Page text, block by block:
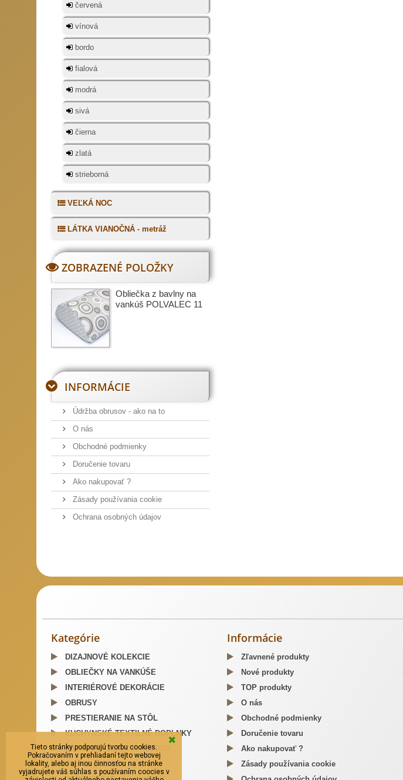
červená
vínová
bordo
fialová
modrá
sivá
čierna
zlatá
strieborná
VEĽKÁ NOC
LÁTKA VIANOČNÁ - metráž
ZOBRAZENÉ POLOŽKY
Obliečka z bavlny na
vankúš POLVALEC 11
INFORMÁCIE
Údržba obrusov - ako na to
O nás
Obchodné podmienky
Doručenie tovaru
Ako nakupovať ?
Zásady používania cookie
Ochrana osobných údajov
Kategórie
DIZAJNOVÉ KOLEKCIE
OBLIEČKY NA VANKÚŠE
INTERIÉROVÉ DEKORÁCIE
OBRUSY
PRESTIERANIE NA STÔL
KUCHYNSKÉ TEXTILNÉ DOPLNKY
LÁTKOVÉ OBALY A PÚZDRA
TAŠKY, BATOHY
Informácie
Zľavnené produkty
Nové produkty
TOP produkty
O nás
Obchodné podmienky
Doručenie tovaru
Ako nakupovať ?
Zásady používania cookie
Tieto stránky podporujú tvorbu cookies.
Pokračovaním v prehliadaní tejto webovej
lokality, alebo aj inou činnosťou na stránke
vyjadrujete váš súhlas s používaním coocies v